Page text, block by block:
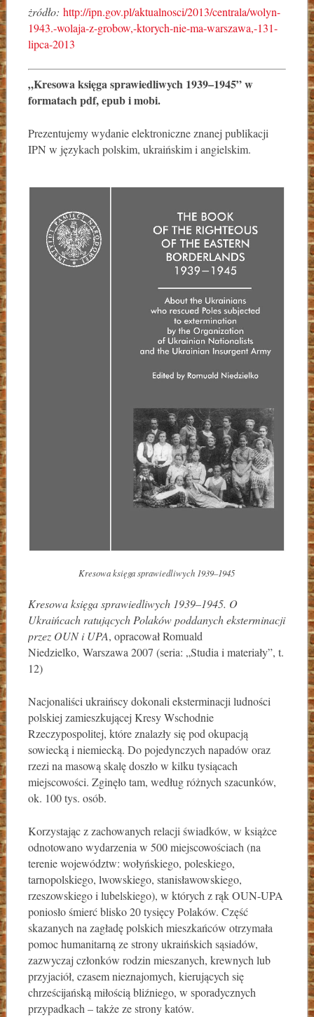
żródło: http://ipn.gov.pl/aktualnosci/2013/centrala/wolyn-
1943.-wolaja-z-grobow,-ktorych-nie-ma-warszawa,-131-
lipca-2013
„Kresowa księga sprawiedliwych 1939–1945” w
formatach pdf, epub i mobi.
Prezentujemy wydanie elektroniczne znanej publikacji
IPN w językach polskim, ukraińskim i angielskim.
Kresowa księga sprawiedliwych 1939–1945
Kresowa księga sprawiedliwych 1939–1945. O
Ukraińcach ratujących Polaków poddanych eksterminacji
przez OUN i UPA, opracował Romuald
Niedzielko, Warszawa 2007 (seria: „Studia i materiały”, t.
12)
Nacjonaliści ukraińscy dokonali eksterminacji ludności
polskiej zamieszkującej Kresy Wschodnie
Rzeczypospolitej, które znalazły się pod okupacją
sowiecką i niemiecką. Do pojedynczych napadów oraz
rzezi na masową skalę doszło w kilku tysiącach
miejscowości. Zginęło tam, według różnych szacunków,
ok. 100 tys. osób.
Korzystając z zachowanych relacji świadków, w książce
odnotowano wydarzenia w 500 miejscowościach (na
terenie województw: wołyńskiego, poleskiego,
tarnopolskiego, lwowskiego, stanisławowskiego,
rzeszowskiego i lubelskiego), w których z rąk OUN-UPA
poniosło śmierć blisko 20 tysięcy Polaków. Część
skazanych na zagładę polskich mieszkańców otrzymała
pomoc humanitarną ze strony ukraińskich sąsiadów,
zazwyczaj członków rodzin mieszanych, krewnych lub
przyjaciół, czasem nieznajomych, kierujących się
chrześcijańską miłością bliźniego, w sporadycznych
przypadkach – także ze strony katów.